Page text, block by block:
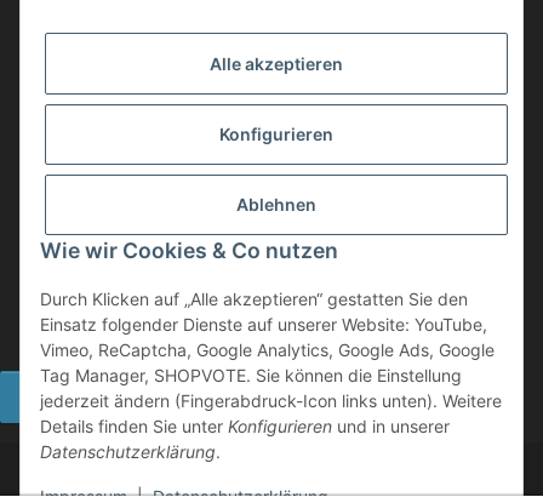
Alle akzeptieren
Konfigurieren
Ablehnen
Wie wir Cookies & Co nutzen
Durch Klicken auf „Alle akzeptieren“ gestatten Sie den
Einsatz folgender Dienste auf unserer Website: YouTube,
Vimeo, ReCaptcha, Google Analytics, Google Ads, Google
Tag Manager, SHOPVOTE. Sie können die Einstellung
jederzeit ändern (Fingerabdruck-Icon links unten). Weitere
Details finden Sie unter Konfigurieren und in unserer
Datenschutzerklärung.
info@mobility-in-harmony.de
Informationen
Back on Track
ZAHLUNGSMETHODEN
Widerrufsbutton